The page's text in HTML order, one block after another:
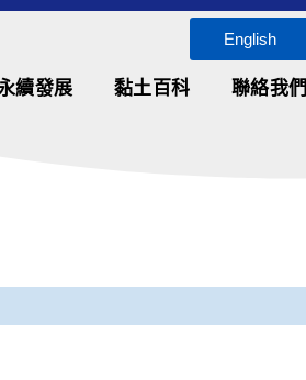
English
續發展 黏土百科 聯絡我們